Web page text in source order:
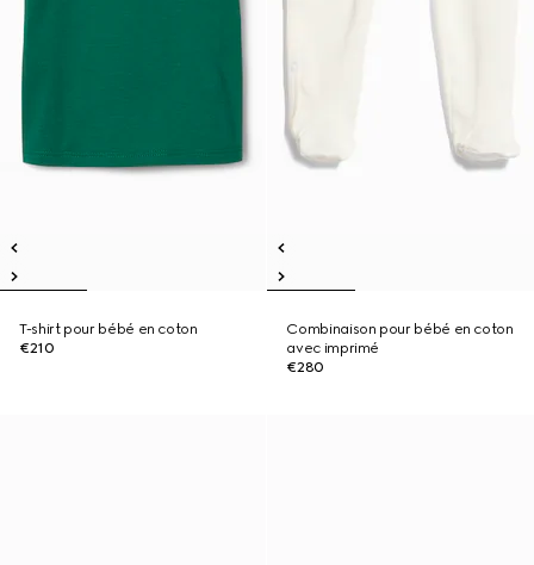
T-shirt pour bébé en coton
€210
Combinaison pour bébé en coton
avec imprimé
€280